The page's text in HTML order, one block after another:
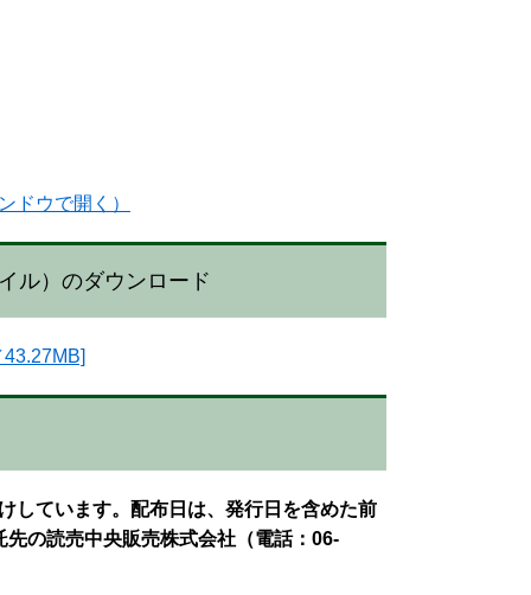
ドウで開く）
ル）のダウンロード
しています。配布日は、発行日を含めた前
の読売中央販売株式会社（電話：06-